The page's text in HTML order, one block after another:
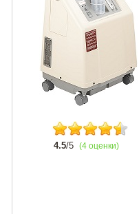
4.5/5 (4 оценки)